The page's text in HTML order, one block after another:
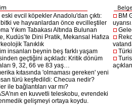
eski evcil köpekler Anadolu'dan çıktı:
ve hayvanlardan önce evcilleştiler
Yıkım Tabakası Altında Bulunan
Kudüs’te Dini Pratik, Mekansal Hafıza
Tanıklık
insanları beynin beş farklı yaşam
geçtiğini açıkladı: Kritik dönüm
9, 32, 66 ve 83 yaş…
kıtasında 'olmaması gereken' yeni
türü keşfedildi: Checua nedir?
ile bağlantıları var mı?
en kuvvetli teleskobu, evrendeki
gelişmeyi ortaya koydu.
BM